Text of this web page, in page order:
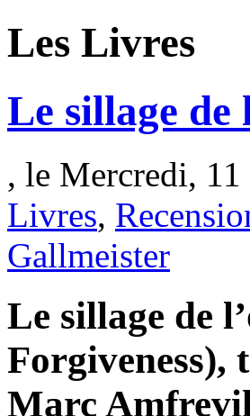
Les Livres
Le sillage
, le Mercredi,
Livres,
Gallmeister
Le sillage de
Forgiveness),
Marc